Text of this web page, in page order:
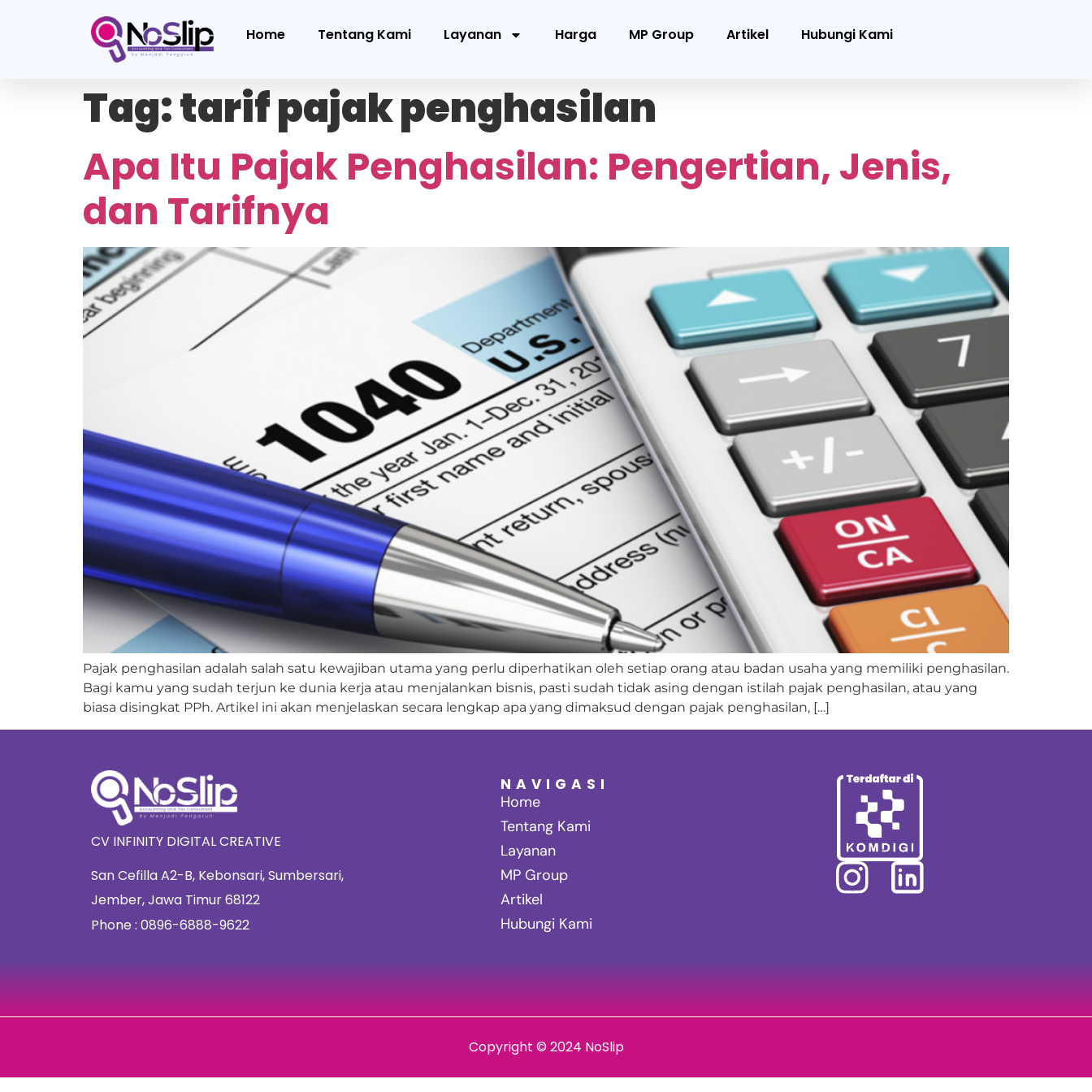
Home Tentang Kami Layanan Harga MP Group Artikel Hubungi Kami
Tag:tarif pajak penghasilan
Apa Itu Pajak Penghasilan: Pengertian, Jenis,
dan Tarifnya
Pajak penghasilan adalah salah satu kewajiban utama yang perlu diperhatikan oleh setiap orang atau badan usaha yang memiliki penghasilan.
Bagi kamu yang sudah terjun ke dunia kerja atau menjalankan bisnis, pasti sudah tidak asing dengan istilah pajak penghasilan, atau yang
biasa disingkat PPh. Artikel ini akan menjelaskan secara lengkap apa yang dimaksud dengan pajak penghasilan, […]
CV INFINITY DIGITAL CREATIVE
San Cefilla A2-B, Kebonsari, Sumbersari,
Jember, Jawa Timur 68122
Phone : 0896-6888-9622
NAVIGASI
Home
Tentang Kami
Layanan
MP Group
Artikel
Hubungi Kami
Copyright © 2024 NoSlip